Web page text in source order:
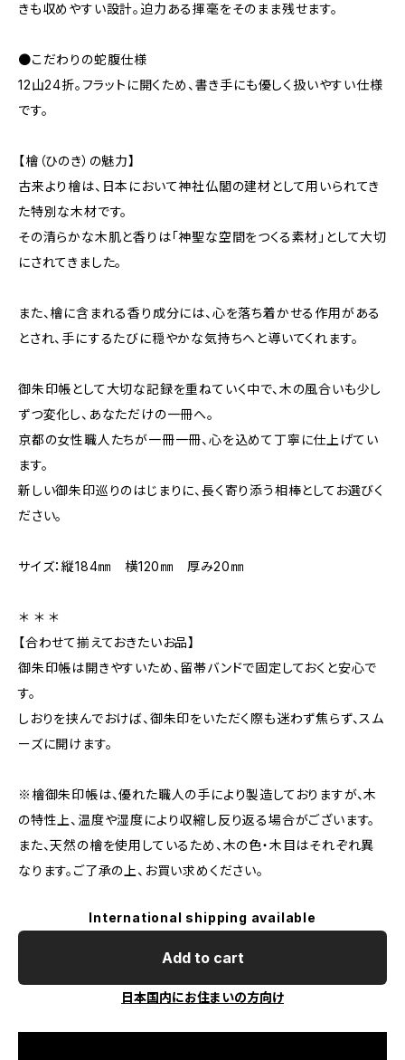
きも収めやすい設計。迫力ある揮毫をそのまま残せます。
●こだわりの蛇腹仕様
12山24折。フラットに開くため、書き手にも優しく扱いやすい仕様
です。
【檜（ひのき）の魅力】
古来より檜は、日本において神社仏閣の建材として用いられてき
た特別な木材です。
その清らかな木肌と香りは「神聖な空間をつくる素材」として大切
にされてきました。
また、檜に含まれる香り成分には、心を落ち着かせる作用がある
とされ、手にするたびに穏やかな気持ちへと導いてくれます。
御朱印帳として大切な記録を重ねていく中で、木の風合いも少し
ずつ変化し、あなただけの一冊へ。
京都の女性職人たちが一冊一冊、心を込めて丁寧に仕上げてい
ます。
新しい御朱印巡りのはじまりに、長く寄り添う相棒としてお選びく
ださい。
サイズ：縦184㎜ 横120㎜ 厚み20㎜
＊ ＊ ＊
【合わせて揃えておきたいお品】
御朱印帳は開きやすいため、留帯バンドで固定しておくと安心で
す。
しおりを挟んでおけば、御朱印をいただく際も迷わず焦らず、スム
ーズに開けます。
※檜御朱印帳は、優れた職人の手により製造しておりますが、木
の特性上、温度や湿度により収縮し反り返る場合がございます。
また、天然の檜を使用しているため、木の色・木目はそれぞれ異
なります。ご了承の上、お買い求めください。
International shipping available
Add to cart
日本国内にお住まいの方向け